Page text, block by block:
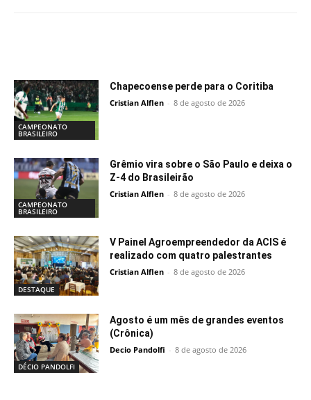
CAMPEONATO
BRASILEIRO
Chapecoense perde para o Coritiba
Cristian Alflen - 8 de agosto de 2026
CAMPEONATO
BRASILEIRO
Grêmio vira sobre o São Paulo e deixa o
Z-4 do Brasileirão
Cristian Alflen - 8 de agosto de 2026
DESTAQUE
V Painel Agroempreendedor da ACIS é
realizado com quatro palestrantes
Cristian Alflen - 8 de agosto de 2026
DÉCIO PANDOLFI
Agosto é um mês de grandes eventos
(Crônica)
Decio Pandolfi - 8 de agosto de 2026